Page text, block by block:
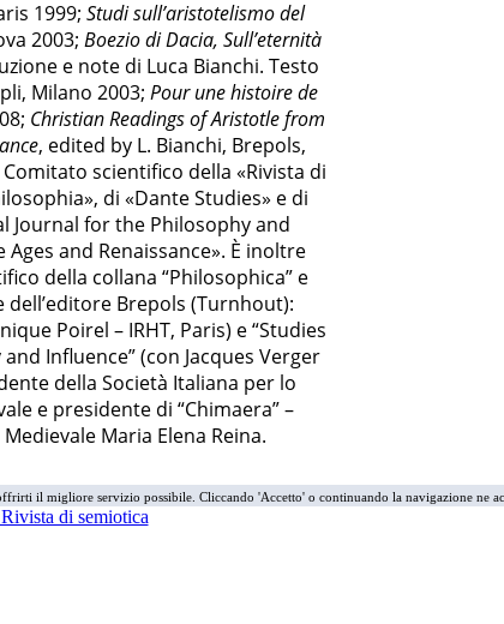
1999; Studi sull’aristotelismo del
2003; Boezio di Dacia, Sull’eternità
e note di Luca Bianchi. Testo
Milano 2003; Pour une histoire de
Christian Readings of Aristotle from
, edited by L. Bianchi, Brepols,
scientifico della «Rivista di
di «Dante Studies» e di
Journal for the Philosophy and
and Renaissance». È inoltre
della collana “Philosophica” e
Brepols (Turnhout):
Poirel – IRHT, Paris) e “Studies
Influence” (con Jacques Verger
della Società Italiana per lo
e presidente di “Chimaera” –
Maria Elena Reina.
il migliore servizio possibile. Cliccando 'Accetto' o continuando la navigazione ne